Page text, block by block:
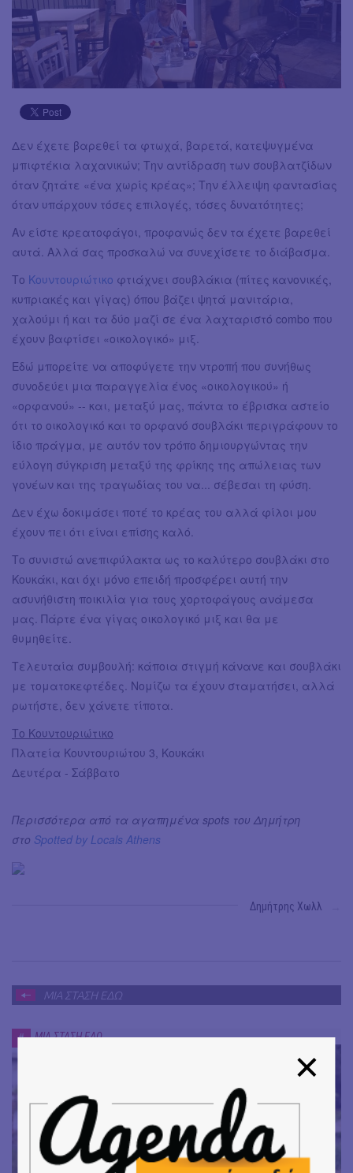
Δεν έχετε βαρεθεί τα φτωχά, βαρετά, κατεψυγμένα
μπιφτέκια λαχανικών; Την αντίδραση των σουβλατζίδων
όταν ζητάτε «ένα χωρίς κρέας»; Την έλλειψη φαντασίας
όταν υπάρχουν τόσες επιλογές, τόσες δυνατότητες;
Αν είστε κρεατοφάγοι, προφανώς δεν τα έχετε βαρεθεί
αυτά. Αλλά σας προσκαλώ να συνεχίσετε το διάβασμα.
Το Κουντουριώτικο φτιάχνει σουβλάκια (πίτες κανονικές,
κυπριακές και γίγας) όπου βάζει ψητά μανιτάρια,
χαλούμι ή και τα δύο μαζί σε ένα λαχταριστό combo που
έχουν βαφτίσει «οικολογικό» μιξ.
Εδώ μπορείτε να αποφύγετε την ντροπή που συνήθως
συνοδεύει μια παραγγελία ένος «οικολογικού» ή
«ορφανού» -- και, μεταξύ μας, πάντα το έβρισκα αστείο
ότι το οικολογικό και το ορφανό σουβλάκι περιγράφουν το
ίδιο πράγμα, με αυτόν τον τρόπο δημιουργώντας την
εύλογη σύγκριση μεταξύ της φρίκης της απώλειας των
γονέων και της τραγωδίας του να... σέβεσαι τη φύση.
Δεν έχω δοκιμάσει ποτέ το κρέας του αλλά φίλοι μου
έχουν πει ότι είναι επίσης καλό.
Το συνιστώ ανεπιφύλακτα ως το καλύτερο σουβλάκι στο
Κουκάκι, και όχι μόνο επειδή προσφέρει αυτή την
ασυνήθιστη ποικιλία για τους χορτοφάγους ανάμεσα
μας. Πάρτε ένα γίγας οικολογικό μιξ και θα με
θυμηθείτε.
Τελευταία συμβουλή: κάποια στιγμή κάνανε και σουβλάκι
με τοματοκεφτέδες. Νομίζω τα έχουν σταματήσει, αλλά
ρωτήστε, δεν χάνετε τίποτα.
Το Κουντουριώτικο
Πλατεία Κουντουριώτου 3, Κουκάκι
Δευτέρα - Σάββατο
Περισσότερα από τα αγαπημένα spots του Δημήτρη
στο Spotted by Locals Athens
Δημήτρης Χωλλ
ΜΙΑ ΣΤΑΣΗ ΕΔΩ
# ΜΙΑ ΣΤΑΣΗ ΕΔΩ